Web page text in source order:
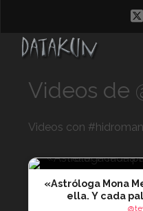
Videos de
Videos con
«Astróloga Mona
ella. Y cada